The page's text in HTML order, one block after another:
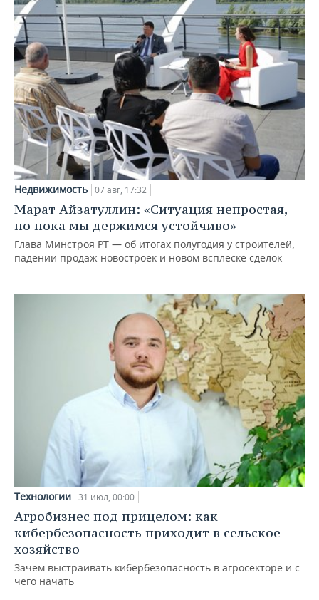
Недвижимость 07 авг, 17:32
Марат Айзатуллин: «Ситуация непростая,
но пока мы держимся устойчиво»
Глава Минстроя РТ — об итогах полугодия у строителей,
падении продаж новостроек и новом всплеске сделок
Технологии 31 июл, 00:00
Агробизнес под прицелом: как
кибербезопасность приходит в сельское
хозяйство
Зачем выстраивать кибербезопасность в агросекторе и с
чего начать